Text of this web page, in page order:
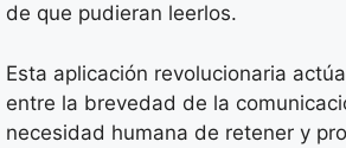
de que pudieran leerlos.
Esta aplicación revolucionaria
entre la brevedad de la
necesidad humana de retener y